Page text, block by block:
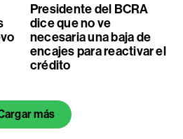
Presidente del BCRA
dice que no ve
necesaria una baja de
encajes para reactivar el
crédito
más